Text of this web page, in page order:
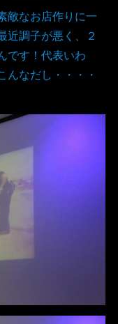
なお店作りに一
近調子が悪く、２
です！代表いわ
んなだし・・・・